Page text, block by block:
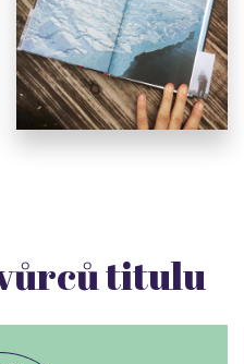
titulu